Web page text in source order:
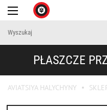
PŁASZCZE
AVIATSIYA HALYCHYNY